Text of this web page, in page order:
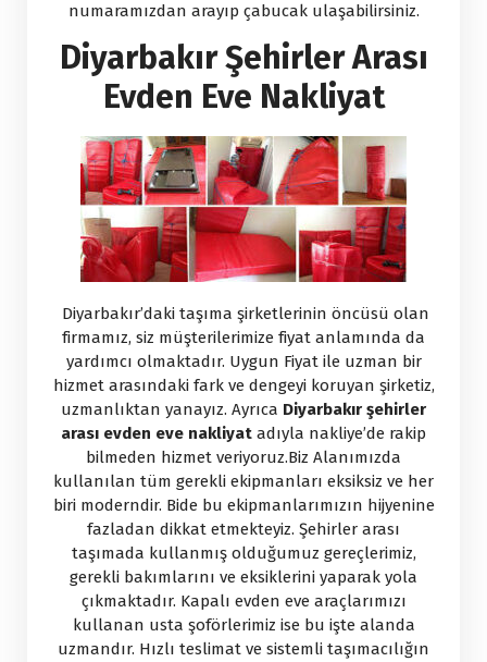
numaramızdan arayıp çabucak ulaşabilirsiniz.
Diyarbakır Şehirler Arası
Evden Eve Nakliyat
Diyarbakır’daki taşıma şirketlerinin öncüsü olan
firmamız, siz müşterilerimize fiyat anlamında da
yardımcı olmaktadır. Uygun Fiyat ile uzman bir
hizmet arasındaki fark ve dengeyi koruyan şirketiz,
uzmanlıktan yanayız. Ayrıca Diyarbakır şehirler
arası evden eve nakliyat adıyla nakliye’de rakip
bilmeden hizmet veriyoruz.Biz Alanımızda
kullanılan tüm gerekli ekipmanları eksiksiz ve her
biri moderndir. Bide bu ekipmanlarımızın hijyenine
fazladan dikkat etmekteyiz. Şehirler arası
taşımada kullanmış olduğumuz gereçlerimiz,
gerekli bakımlarını ve eksiklerini yaparak yola
çıkmaktadır. Kapalı evden eve araçlarımızı
kullanan usta şoförlerimiz ise bu işte alanda
uzmandır. Hızlı teslimat ve sistemli taşımacılığın